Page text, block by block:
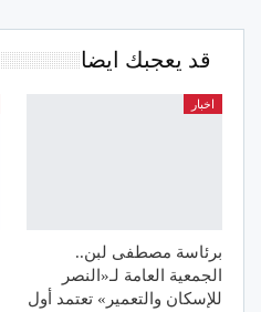
قد يعجبك ايضا
اخبار
برئاسة مصطفى لبن..
الجمعية العامة لـ«النصر
للإسكان والتعمير» تعتمد أول